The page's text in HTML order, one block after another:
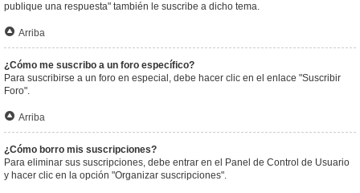
publique una respuesta" también le suscribe a dicho tema.
Arriba
¿Cómo me suscribo a un foro específico?
Para suscribirse a un foro en especial, debe hacer clic en el enlace "Suscribir
Foro".
Arriba
¿Cómo borro mis suscripciones?
Para eliminar sus suscripciones, debe entrar en el Panel de Control de Usuario
y hacer clic en la opción "Organizar suscripciones".